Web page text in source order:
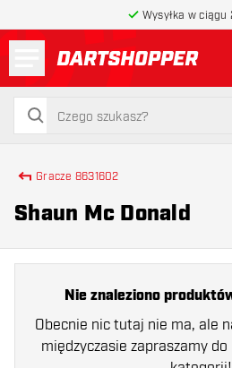
Wysyłka w ciągu
powrót do
szukaj
szukaj
Gracze 8631602
Shaun Mc Donald
Nie znaleziono
Obecnie nic tutaj nie ma, ale
międzyczasie zapraszamy